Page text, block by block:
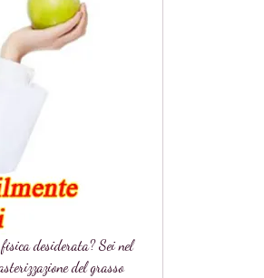
desiderata? Sei nel
del grasso